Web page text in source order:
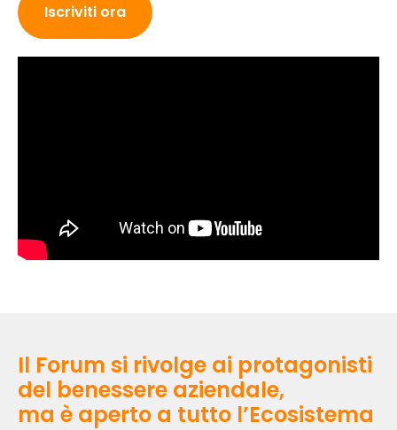
Iscriviti ora
Il Forum si rivolge ai protagonisti
del benessere aziendale,
ma è aperto a tutto l’Ecosistema